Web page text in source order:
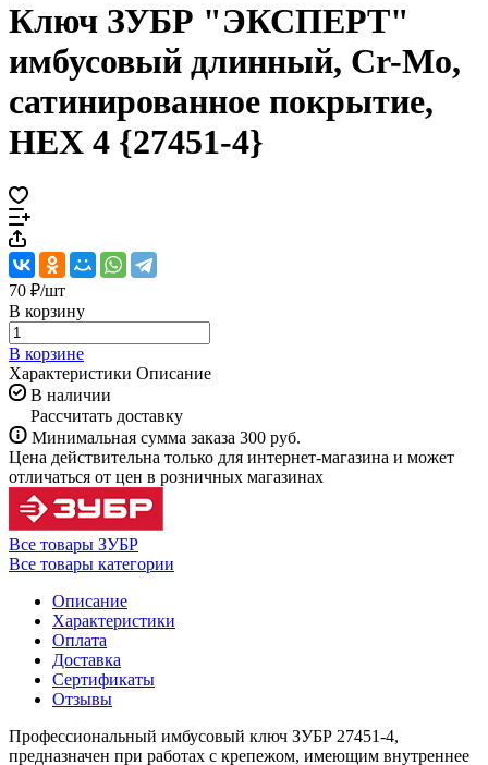
Ключ ЗУБР "ЭКСПЕРТ"
имбусовый длинный, Cr-Mo,
сатинированное покрытие,
HEX 4 {27451-4}
70 ₽/шт
В корзину
В корзине
Характеристики Описание
В наличии
Рассчитать доставку
Минимальная сумма заказа 300 руб.
Цена действительна только для интернет-магазина и может
отличаться от цен в розничных магазинах
Все товары ЗУБР
Все товары категории
Описание
Характеристики
Оплата
Доставка
Сертификаты
Отзывы
Профессиональный имбусовый ключ ЗУБР 27451-4,
предназначен при работах с крепежом, имеющим внутреннее